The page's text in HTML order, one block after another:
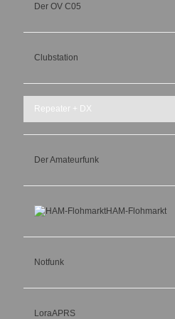
Der OV C05
Clubstation
Repeater + DX
Der Amateurfunk
HAM-Flohmarkt
Notfunk
LoraAPRS